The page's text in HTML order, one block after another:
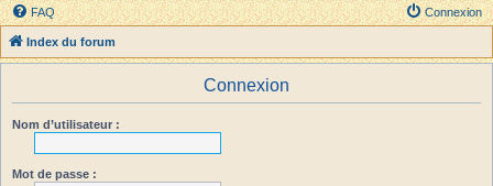
FAQ Connexion
Index du forum
Connexion
Nom d’utilisateur :
Mot de passe :